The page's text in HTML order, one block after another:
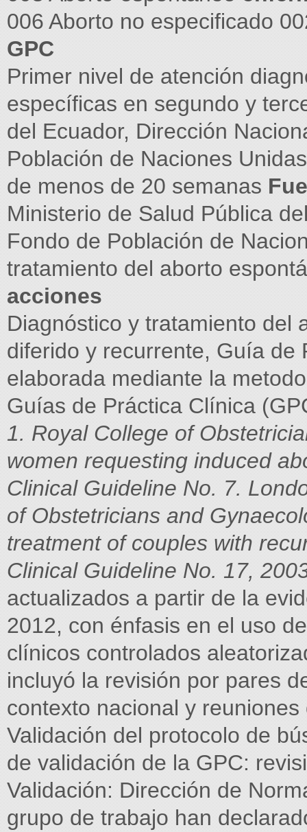
006 Aborto no especificado
GPC
Primer nivel de atención
específicas en segundo y
del Ecuador, Dirección
Población de Naciones
de menos de 20 semanas
Ministerio de Salud Pública
Fondo de Población de
tratamiento del aborto
acciones
Diagnóstico y tratamiento del
diferido y recurrente, Guía de
elaborada mediante la
Guías de Práctica Clínica
1. Royal College of
women requesting induced
Clinical Guideline No. 7.
of Obstetricians and
treatment of couples with
Clinical Guideline No. 17,
actualizados a partir de la
2012, con énfasis en el uso
clínicos controlados
incluyó la revisión por pares
contexto nacional y
Validación del protocolo de
de validación de la GPC:
Validación: Dirección de
grupo de trabajo han